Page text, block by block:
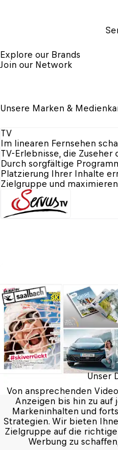
Explore our Brands
Join our Network
Unsere Marken &
TV
Im linearen Fernsehen
TV-Erlebnisse, die
Durch sorgfältige
Platzierung Ihrer Inhalte
Zielgruppe und
Unser
Von ansprechenden
Anzeigen bis hin zu
Markeninhalten und
Strategien. Wir bieten
Zielgruppe auf die
Werbung zu